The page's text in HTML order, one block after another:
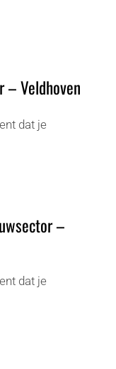
– Veldhoven
dat je
–
dat je